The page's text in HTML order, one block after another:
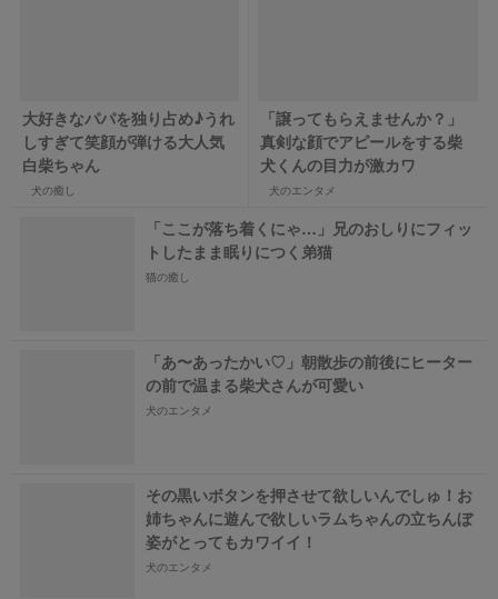
大好きなパパを独り占め♪うれ
しすぎて笑顔が弾ける大人気
白柴ちゃん
犬の癒し
「譲ってもらえませんか？」
真剣な顔でアピールをする柴
犬くんの目力が激カワ
犬のエンタメ
「ここが落ち着くにゃ…」兄のおしりにフィッ
トしたまま眠りにつく弟猫
猫の癒し
「あ〜あったかい♡」朝散歩の前後にヒーター
の前で温まる柴犬さんが可愛い
犬のエンタメ
その黒いボタンを押させて欲しいんでしゅ！お
姉ちゃんに遊んで欲しいラムちゃんの立ちんぼ
姿がとってもカワイイ！
犬のエンタメ